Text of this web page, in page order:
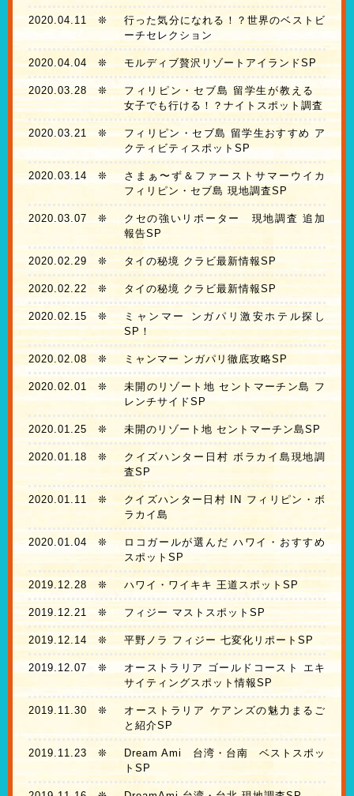
2020.04.11❊
行った気分になれる！？世界のベストビ
ーチセレクション
2020.04.04 ❊ モルディブ贅沢リゾートアイランドSP
2020.03.28❊
フィリピン・セブ島 留学生が教える
女子でも行ける！？ナイトスポット調査
2020.03.21 ❊
フィリピン・セブ島 留学生おすすめ ア
クティビティスポットSP
2020.03.14 ❊
さまぁ〜ず＆ファーストサマーウイカ
フィリピン・セブ島 現地調査SP
2020.03.07 ❊
クセの強いリポーター 現地調査 追加
報告SP
2020.02.29 ❊ タイの秘境 クラビ最新情報SP
2020.02.22 ❊ タイの秘境 クラビ最新情報SP
2020.02.15 ❊
ミャンマー ンガパリ激安ホテル探し
SP！
2020.02.08 ❊ ミャンマー ンガパリ徹底攻略SP
2020.02.01 ❊
未開のリゾート地 セントマーチン島 フ
レンチサイドSP
2020.01.25 ❊ 未開のリゾート地 セントマーチン島SP
2020.01.18 ❊
クイズハンター日村 ボラカイ島現地調
査SP
2020.01.11❊
クイズハンター日村 IN フィリピン・ボ
ラカイ島
2020.01.04 ❊
ロコガールが選んだ ハワイ・おすすめ
スポットSP
2019.12.28 ❊ ハワイ・ワイキキ 王道スポットSP
2019.12.21 ❊ フィジー マストスポットSP
2019.12.14 ❊ 平野ノラ フィジー 七変化リポートSP
2019.12.07 ❊
オーストラリア ゴールドコースト エキ
サイティングスポット情報SP
2019.11.30 ❊
オーストラリア ケアンズの魅力まるご
と紹介SP
2019.11.23 ❊
Dream Ami 台湾・台南 ベストスポッ
トSP